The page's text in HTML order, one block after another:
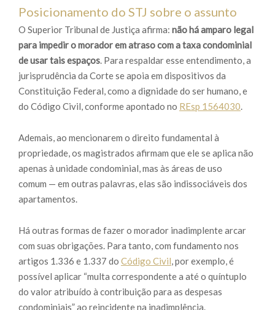
Posicionamento do STJ sobre o assunto
O Superior Tribunal de Justiça afirma: não há amparo legal
para impedir o morador em atraso com a taxa condominial
de usar tais espaços. Para respaldar esse entendimento, a
jurisprudência da Corte se apoia em dispositivos da
Constituição Federal, como a dignidade do ser humano, e
do Código Civil, conforme apontado no REsp 1564030.
Ademais, ao mencionarem o direito fundamental à
propriedade, os magistrados afirmam que ele se aplica não
apenas à unidade condominial, mas às áreas de uso
comum — em outras palavras, elas são indissociáveis dos
apartamentos.
Há outras formas de fazer o morador inadimplente arcar
com suas obrigações. Para tanto, com fundamento nos
artigos 1.336 e 1.337 do Código Civil, por exemplo, é
possível aplicar “multa correspondente a até o quíntuplo
do valor atribuído à contribuição para as despesas
condominiais” ao reincidente na inadimplência.